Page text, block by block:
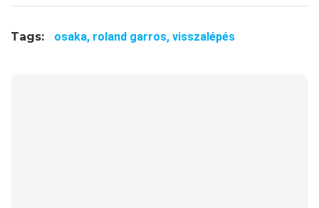
Tags: osaka, roland garros, visszalépés